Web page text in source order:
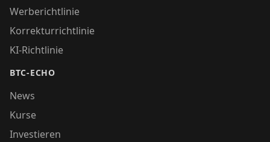
Werberichtlinie
Korrekturrichtlinie
KI-Richtlinie
BTC-ECHO
News
Kurse
Investieren